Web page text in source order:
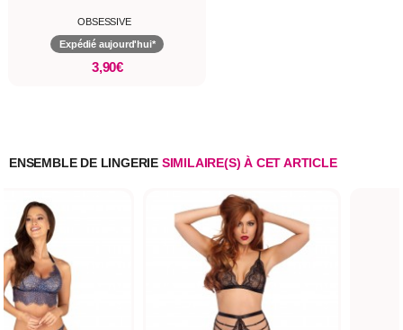
OBSESSIVE
Expédié aujourd'hui*
3,90€
ENSEMBLE DE LINGERIE SIMILAIRE(S) À CET ARTICLE